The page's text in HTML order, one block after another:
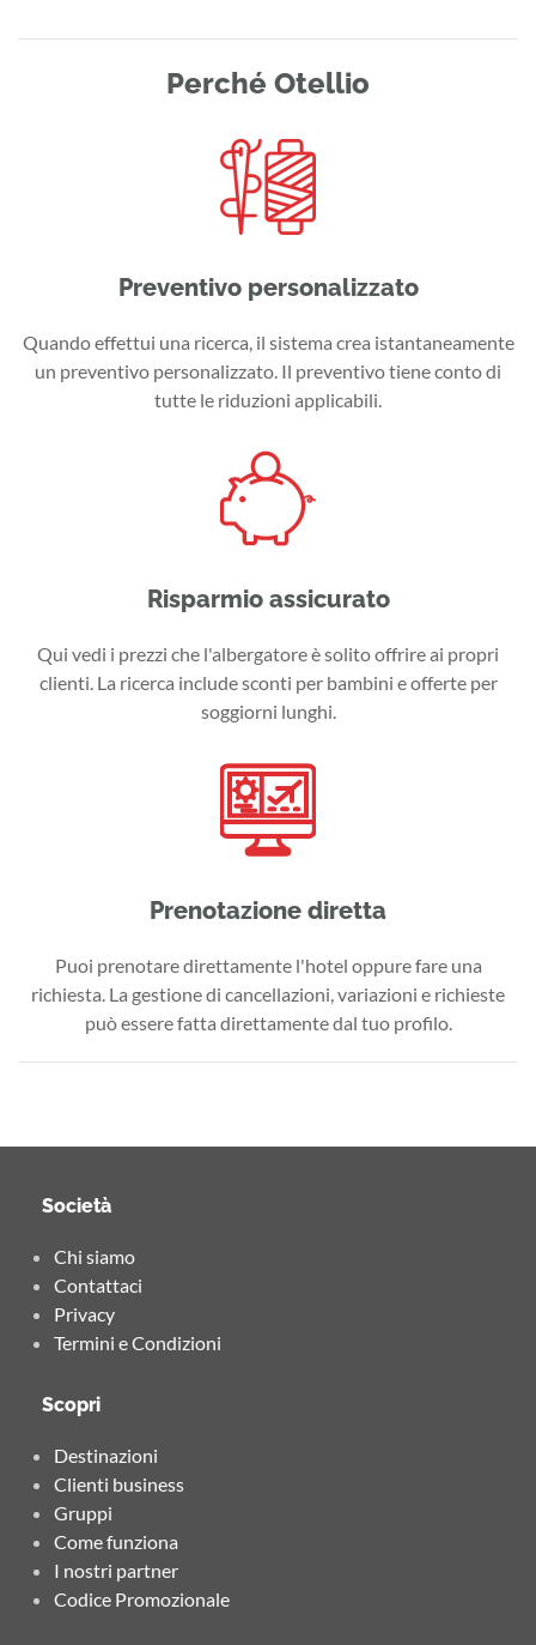
Perché Otellio
Preventivo personalizzato
Quando effettui una ricerca, il sistema crea istantaneamente
un preventivo personalizzato. Il preventivo tiene conto di
tutte le riduzioni applicabili.
Risparmio assicurato
Qui vedi i prezzi che l'albergatore è solito offrire ai propri
clienti. La ricerca include sconti per bambini e offerte per
soggiorni lunghi.
Prenotazione diretta
Puoi prenotare direttamente l'hotel oppure fare una
richiesta. La gestione di cancellazioni, variazioni e richieste
può essere fatta direttamente dal tuo profilo.
Società
Chi siamo
Contattaci
Privacy
Termini e Condizioni
Scopri
Destinazioni
Clienti business
Gruppi
Come funziona
I nostri partner
Codice Promozionale